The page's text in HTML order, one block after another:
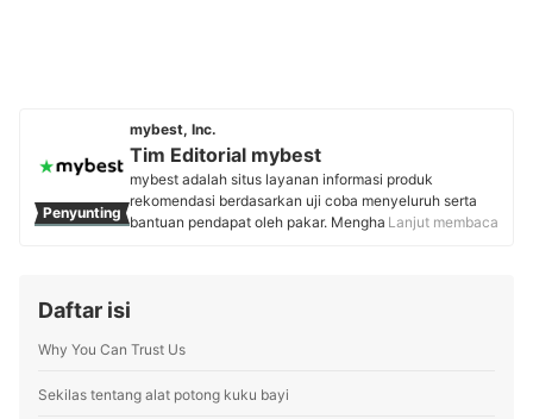
Penyunting
mybest, Inc.
Tim Editorial mybest
mybest adalah situs layanan informasi produk
rekomendasi berdasarkan uji coba menyeluruh serta
bantuan pendapat oleh pakar. Menghasilkan konten
Profil Tim Editorial mybest
Lanjut membaca
Daftar isi
Why You Can Trust Us
Sekilas tentang alat potong kuku bayi